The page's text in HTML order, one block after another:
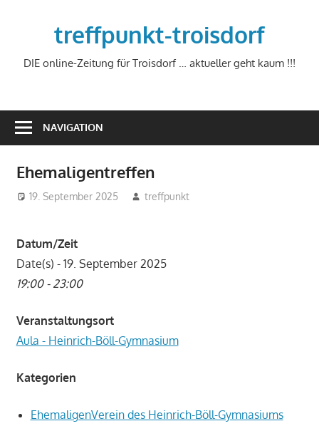
treffpunkt-troisdorf
DIE online-Zeitung für Troisdorf … aktueller geht kaum !!!
NAVIGATION
Ehemaligentreffen
19. September 2025 treffpunkt
Datum/Zeit
Date(s) - 19. September 2025
19:00 - 23:00
Veranstaltungsort
Aula - Heinrich-Böll-Gymnasium
Kategorien
EhemaligenVerein des Heinrich-Böll-Gymnasiums